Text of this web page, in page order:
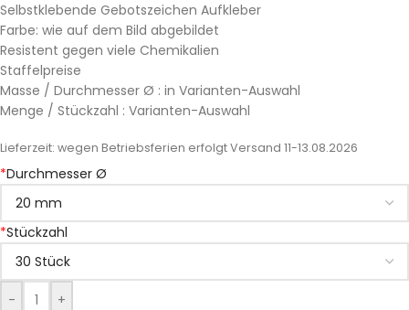
Selbstklebende Gebotszeichen Aufkleber
Farbe: wie auf dem Bild abgebildet
Resistent gegen viele Chemikalien
Staffelpreise
Masse / Durchmesser Ø : in Varianten-Auswahl
Menge / Stückzahl : Varianten-Auswahl
Lieferzeit: wegen Betriebsferien erfolgt Versand 11-13.08.2026
*Durchmesser Ø
*Stückzahl
- +